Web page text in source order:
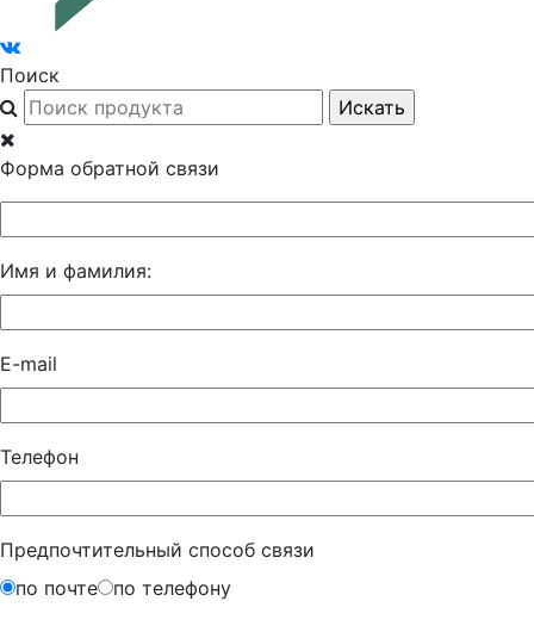
Поиск
Форма обратной связи
Имя и фамилия:
E-mail
Телефон
Предпочтительный способ связи
по почте
по телефону